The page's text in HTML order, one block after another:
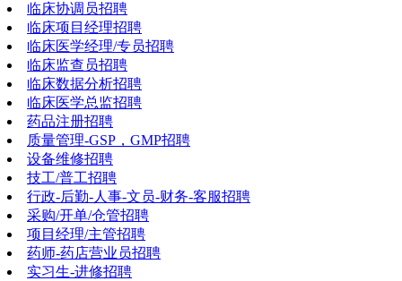
临床协调员招聘
临床项目经理招聘
临床医学经理/专员招聘
临床监查员招聘
临床数据分析招聘
临床医学总监招聘
药品注册招聘
质量管理-GSP，GMP招聘
设备维修招聘
技工/普工招聘
行政-后勤-人事-文员-财务-客服招聘
采购/开单/仓管招聘
项目经理/主管招聘
药师-药店营业员招聘
实习生-进修招聘